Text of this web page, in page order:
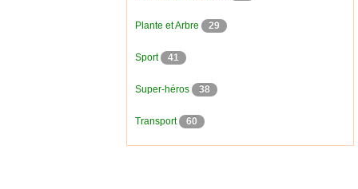
Plante et Arbre 29
Sport 41
Super-héros 38
Transport 60